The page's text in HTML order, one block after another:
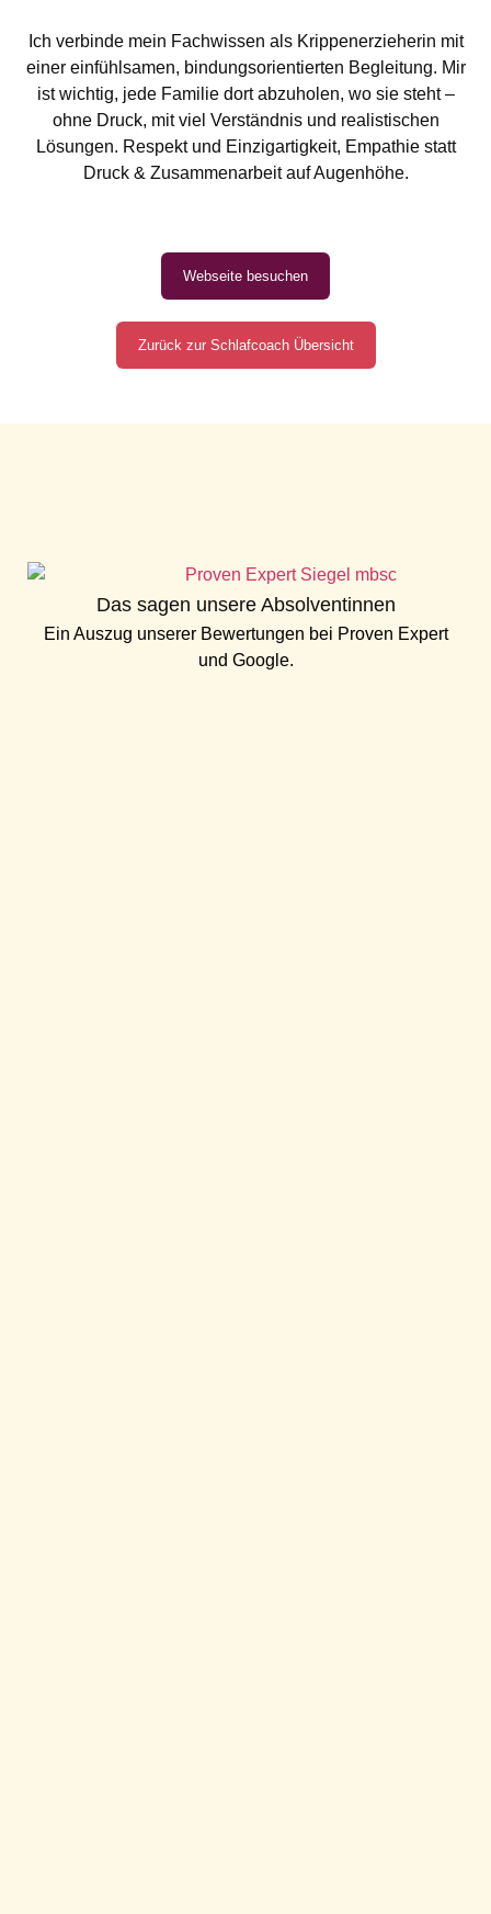
Ich verbinde mein Fachwissen als Krippenerzieherin mit
einer einfühlsamen, bindungsorientierten Begleitung. Mir
ist wichtig, jede Familie dort abzuholen, wo sie steht –
ohne Druck, mit viel Verständnis und realistischen
Lösungen. Respekt und Einzigartigkeit, Empathie statt
Druck & Zusammenarbeit auf Augenhöhe.
Webseite besuchen
Zurück zur Schlafcoach Übersicht
Das sagen unsere Absolventinnen
Ein Auszug unserer Bewertungen bei Proven Expert
und Google.